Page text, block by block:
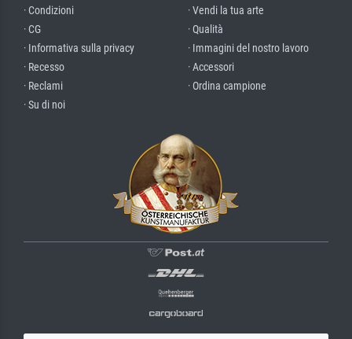
· Condizioni
· CG
· Informativa sulla privacy
· Recesso
· Reclami
· Su di noi
· Vendi la tua arte
· Qualità
· Immagini del nostro lavoro
· Accessori
· Ordina campione